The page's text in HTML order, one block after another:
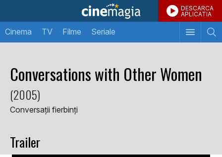
DESCARCA
APLICATIA
Cinema TV Filme Seriale
Conversations with Other Women
(2005)
Conversații fierbinți
Trailer